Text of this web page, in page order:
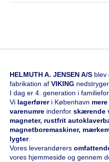
HELMUTH A. JENSEN A/S blev
fabrikation af VIKING
I dag er 4. generation i
Vi lagerfører i København
varenumre indenfor skærende
magneter, rustfrit
magnetboremaskiner,
lygter.
Vores leverandørers
vores hjemmeside og gennem